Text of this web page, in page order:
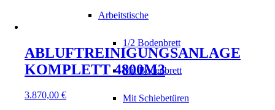
Arbeitstische
1/2 Bodenbrett
Mit Bodenbrett
Mit Schiebetüren
ABLUFTREINIGUNGSANLAGE
KOMPLETT 4800M3
3.870,00 €